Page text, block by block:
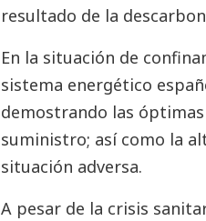
resultado de la
En la situación de
sistema energético
demostrando las óptimas
suministro; así como la
situación adversa.
A pesar de la crisis